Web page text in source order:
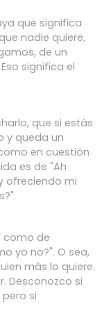
que significa
que nadie quiere,
de un
Eso significa el
que si estás
y queda un
en cuestión
es de "Ah
ofreciendo mi
como de
yo no?". O sea,
más lo quiere.
Desconozco si
pero si